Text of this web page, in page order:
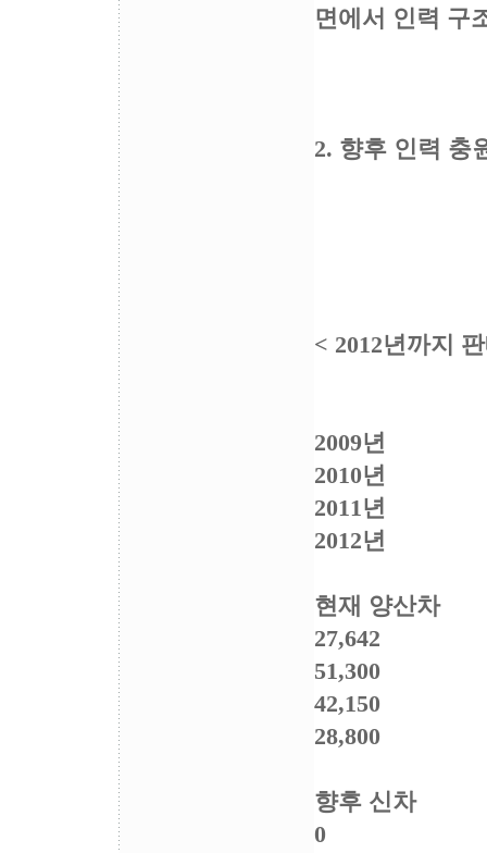
면에서 인력 구
2. 향후 인력 충
< 2012년까지
2009년
2010년
2011년
2012년
현재 양산차
27,642
51,300
42,150
28,800
향후 신차
0